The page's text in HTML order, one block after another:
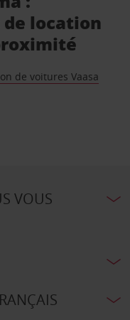
location
de voitures Vaasa
VOUS